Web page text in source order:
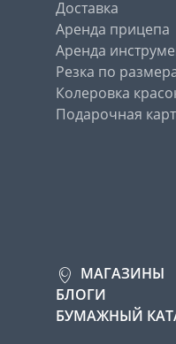
Доставка
Аренда прицепа
Аренда
Резка по
Колеровка
Подарочная
МАГАЗИНЫ
БЛОГИ
БУМАЖНЫЙ